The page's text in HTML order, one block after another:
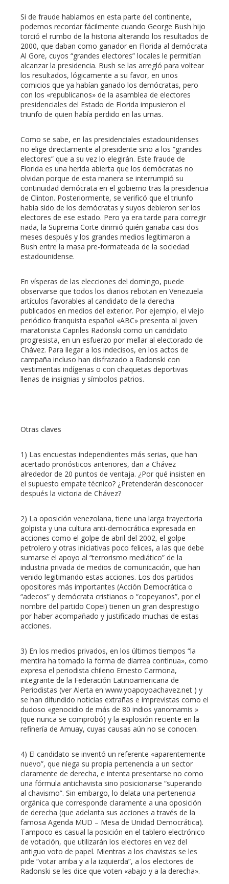
Si de fraude hablamos en esta parte del continente,
podemos recordar fácilmente cuando George Bush hijo
torció el rumbo de la historia alterando los resultados de
2000, que daban como ganador en Florida al demócrata
Al Gore, cuyos “grandes electores” locales le permitían
alcanzar la presidencia. Bush se las arregló para voltear
los resultados, lógicamente a su favor, en unos
comicios que ya habían ganado los demócratas, pero
con los «republicanos» de la asamblea de electores
presidenciales del Estado de Florida impusieron el
triunfo de quien había perdido en las urnas.
Como se sabe, en las presidenciales estadounidenses
no elige directamente al presidente sino a los “grandes
electores” que a su vez lo elegirán. Este fraude de
Florida es una herida abierta que los demócratas no
olvidan porque de esta manera se interrumpió su
continuidad demócrata en el gobierno tras la presidencia
de Clinton. Posteriormente, se verificó que el triunfo
había sido de los demócratas y suyos debieron ser los
electores de ese estado. Pero ya era tarde para corregir
nada, la Suprema Corte dirimió quién ganaba casi dos
meses después y los grandes medios legitimaron a
Bush entre la masa pre-formateada de la sociedad
estadounidense.
En vísperas de las elecciones del domingo, puede
observarse que todos los diarios rebotan en Venezuela
artículos favorables al candidato de la derecha
publicados en medios del exterior. Por ejemplo, el viejo
periódico franquista español «ABC» presenta al joven
maratonista Capriles Radonski como un candidato
progresista, en un esfuerzo por mellar al electorado de
Chávez. Para llegar a los indecisos, en los actos de
campaña incluso han disfrazado a Radonski con
vestimentas indígenas o con chaquetas deportivas
llenas de insignias y símbolos patrios.
Otras claves
1) Las encuestas independientes más serias, que han
acertado pronósticos anteriores, dan a Chávez
alrededor de 20 puntos de ventaja. ¿Por qué insisten en
el supuesto empate técnico? ¿Pretenderán desconocer
después la victoria de Chávez?
2) La oposición venezolana, tiene una larga trayectoria
golpista y una cultura anti-democrática expresada en
acciones como el golpe de abril del 2002, el golpe
petrolero y otras iniciativas poco felices, a las que debe
sumarse el apoyo al “terrorismo mediático” de la
industria privada de medios de comunicación, que han
venido legitimando estas acciones. Los dos partidos
opositores más importantes (Acción Democrática o
“adecos” y demócrata cristianos o “copeyanos”, por el
nombre del partido Copei) tienen un gran desprestigio
por haber acompañado y justificado muchas de estas
acciones.
3) En los medios privados, en los últimos tiempos “la
mentira ha tomado la forma de diarrea continua», como
expresa el periodista chileno Ernesto Carmona,
integrante de la Federación Latinoamericana de
Periodistas (ver Alerta en www.yoapoyoachavez.net ) y
se han difundido noticias extrañas e imprevistas como el
dudoso «genocidio de más de 80 indios yanomamis »
(que nunca se comprobó) y la explosión reciente en la
refinería de Amuay, cuyas causas aún no se conocen.
4) El candidato se inventó un referente «aparentemente
nuevo”, que niega su propia pertenencia a un sector
claramente de derecha, e intenta presentarse no como
una fórmula antichavista sino posicionarse “superando
al chavismo”. Sin embargo, lo delata una pertenencia
orgánica que corresponde claramente a una oposición
de derecha (que adelanta sus acciones a través de la
famosa Agenda MUD – Mesa de Unidad Democrática).
Tampoco es casual la posición en el tablero electrónico
de votación, que utilizarán los electores en vez del
antiguo voto de papel. Mientras a los chavistas se les
pide “votar arriba y a la izquierda”, a los electores de
Radonski se les dice que voten «abajo y a la derecha».